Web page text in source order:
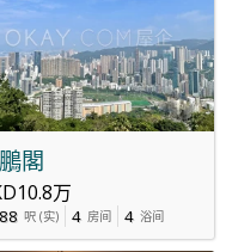
閣
万
呎 (实) 4 房间 4 浴间